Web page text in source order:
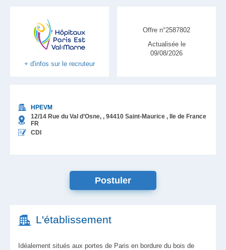
+ d'infos sur le recruteur
HPEVM
12/14 Rue du Val d’Osne, , 94410 Saint-Maurice , Ile de France
FR
CDI
Offre n°2587802
Actualisée le
09/08/2026
Postuler
L'établissement
Idéalement situés aux portes de Paris en bordure du bois de